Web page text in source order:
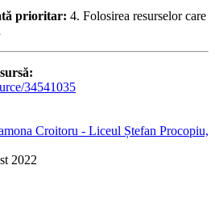
prioritar: 4. Folosirea resurselor care
34541035
Croitoru - Liceul Ștefan Procopiu,
2022